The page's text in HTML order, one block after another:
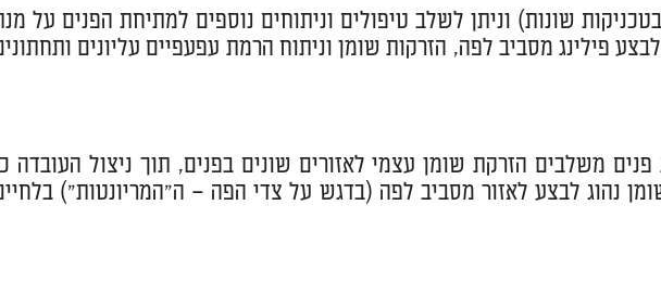
שונות) וניתן לשלב טיפולים וניתוחים נוספים למתיחת הפנים על
פילינג מסביב לפה, הזרקות שומן וניתוח הרמת עפעפיים עליונים
פנים משלבים הזרקת שומן עצמי לאזורים שונים בפנים, תוך ניצול העובדה
נהוג לבצע לאזור מסביב לפה (בדגש על צדי הפה – ה"המריונטות")